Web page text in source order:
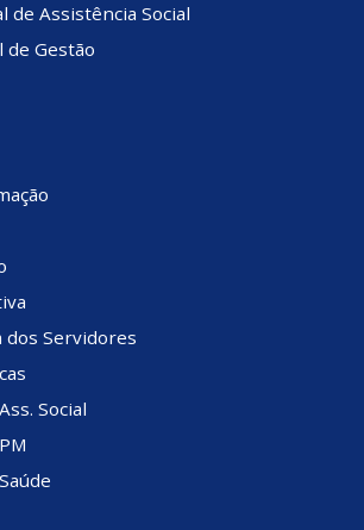
de Assistência Social
de Gestão
dos Servidores
Social